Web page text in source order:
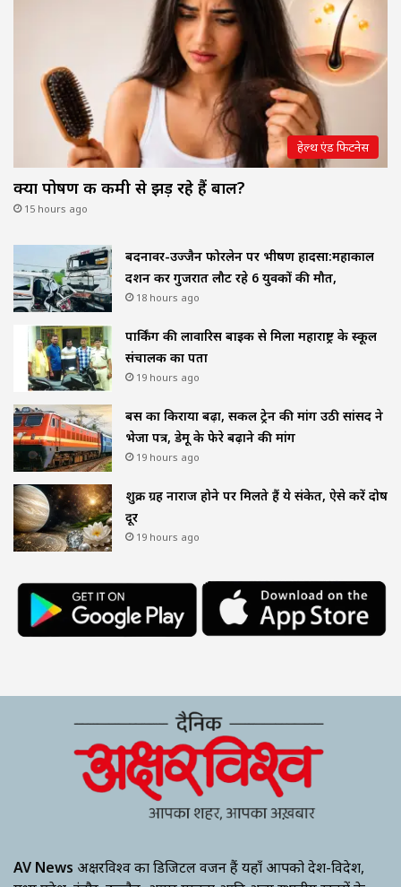
हेल्थ एंड फिटनेस
क्या पोषण की कमी से झड़ रहे हैं बाल?
15 hours ago
बदनावर-उज्जैन फोरलेन पर भीषण हादसा:महाकाल
दर्शन कर गुजरात लौट रहे 6 युवकों की मौत,
18 hours ago
पार्किंग की लावारिस बाइक से मिला महाराष्ट्र के स्कूल
संचालक का पता
19 hours ago
बस का किराया बढ़ा, सर्कल ट्रेन की मांग उठी सांसद ने
भेजा पत्र, डेमू के फेरे बढ़ाने की मांग
19 hours ago
शुक्र ग्रह नाराज होने पर मिलते हैं ये संकेत, ऐसे करें दोष
दूर
19 hours ago
AV News अक्षरविश्व का डिजिटल वर्जन हैं यहाँ आपको देश-विदेश,